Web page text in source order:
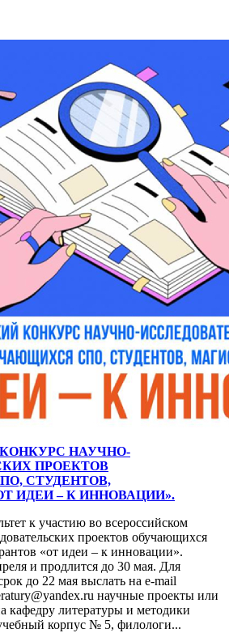
НАУЧНО-
ПРОЕКТОВ
СТУДЕНТОВ,
ИДЕИ – К ИННОВАЦИИ».
к участию во всероссийском
проектов обучающихся
«от идеи – к инновации».
и продлится до 30 мая. Для
до 22 мая выслать на e-mail
научные проекты или
кафедру литературы и методики
корпус № 5, филологи...